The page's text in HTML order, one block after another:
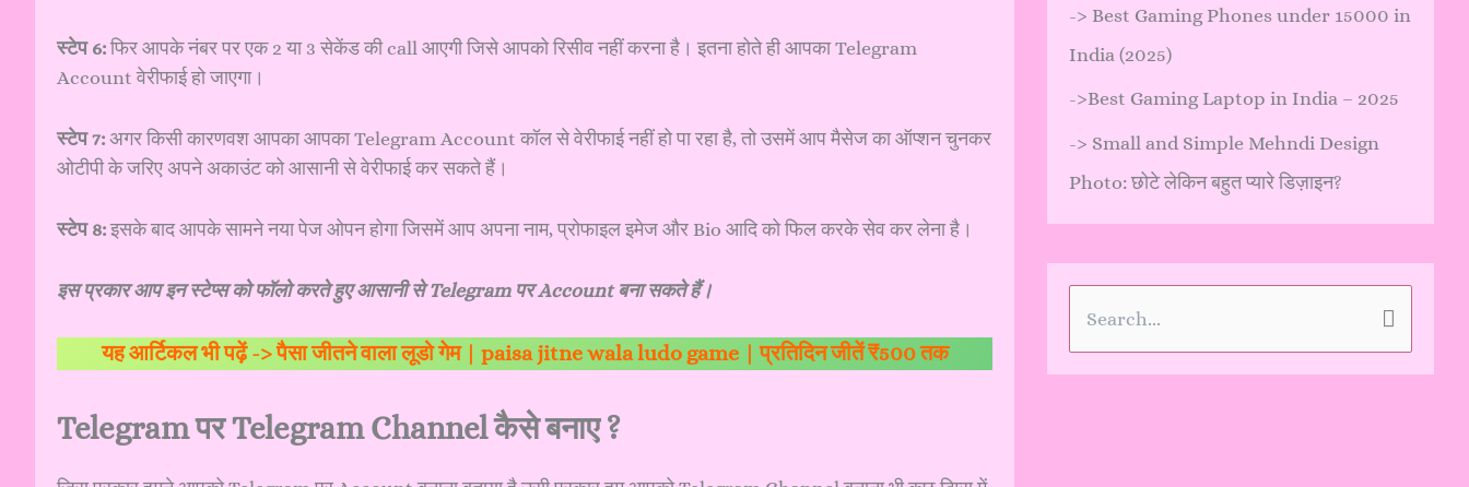
स्टेप 6:फिर आपके नंबर पर एक 2 या 3 सेकेंड की call आएगी जिसे आपको रिसीव नहीं करना है। इतना होते ही आपका Telegram
Account वेरीफाई हो जाएगा।
स्टेप 7: अगर किसी कारणवश आपका आपका Telegram Account कॉल से वेरीफाई नहीं हो पा रहा है, तो उसमें आप मैसेज का ऑप्शन चुनकर
ओटीपी के जरिए अपने अकाउंट को आसानी से वेरीफाई कर सकते हैं।
स्टेप 8:इसके बाद आपके सामने नया पेज ओपन होगा जिसमें आप अपना नाम, प्रोफाइल इमेज और Bio आदि को फिल करके सेव कर लेना है।
इस प्रकार आप इन स्टेप्स को फॉलो करते हुए आसानी से Telegram पर Account बना सकते हैं।
यह आर्टिकल भी पढ़ें ->पैसा जीतने वाला लूडो गेम | paisa jitne wala ludo game | प्रतिदिन जीतें ₹500 तक
Telegram पर Telegram Channel कैसे बनाए ?
-> Best Gaming Phones under 15000 in
India (2025)
->Best Gaming Laptop in India – 2025
-> Small and Simple Mehndi Design
Photo: छोटे लेकिन बहुत प्यारे डिज़ाइन?